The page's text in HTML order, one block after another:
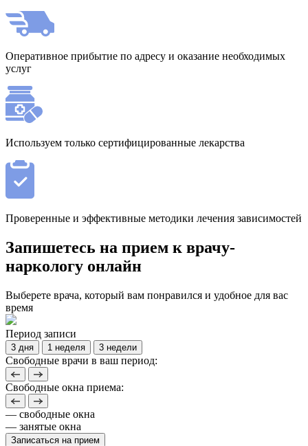
Оперативное прибытие по адресу и оказание необходимых
услуг
Используем только сертифицированные лекарства
Проверенные и эффективные методики лечения зависимостей
Запишетесь на прием к врачу-
наркологу онлайн
Выберете врача, который вам понравился и удобное для вас
время
Период записи
3 дня 1 неделя 3 недели
Свободные врачи в ваш период:
Свободные окна приема:
— свободные окна
— занятые окна
Записаться на прием